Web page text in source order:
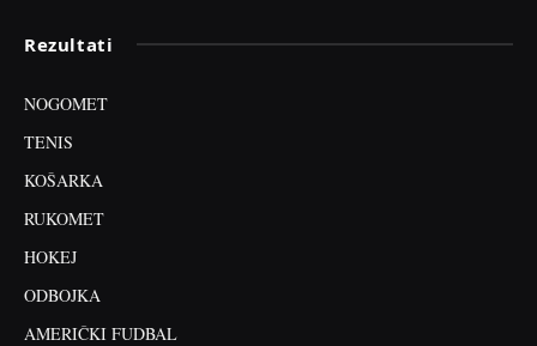
Rezultati
NOGOMET
TENIS
KOŠARKA
RUKOMET
HOKEJ
ODBOJKA
AMERIČKI FUDBAL